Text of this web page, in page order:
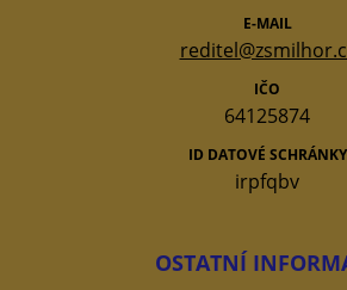
E-MAIL
IČO
64125874
ID DATOVÉ SCHRÁNKY
irpfqbv
OSTATNÍ